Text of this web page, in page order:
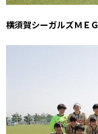
横須賀シーガルズＭＥＧ